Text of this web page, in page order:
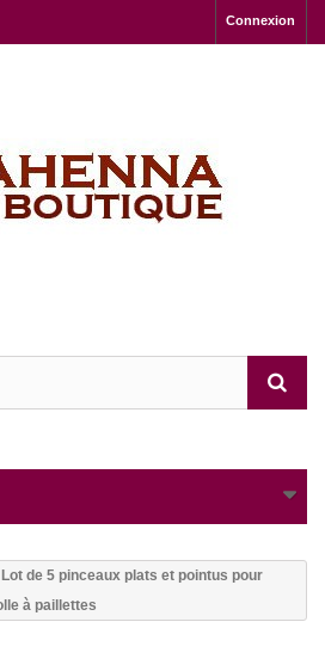
Connexion
Lot de 5 pinceaux plats et pointus pour
à paillettes